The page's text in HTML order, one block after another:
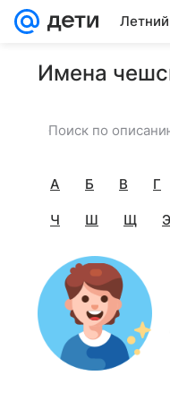
Имена
А Б В Г
Ч Ш Щ Э